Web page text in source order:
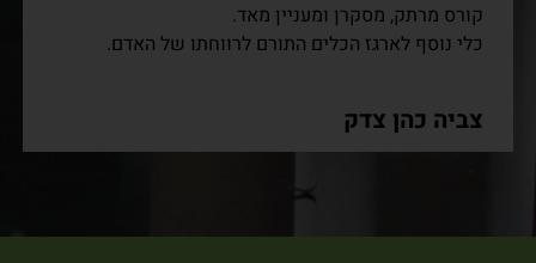
קורס מרתק, מסקרן ומעניין מאד.
כלי נוסף לארגז הכלים התורם לרווחתו של האדם.
צביה כהן צדק